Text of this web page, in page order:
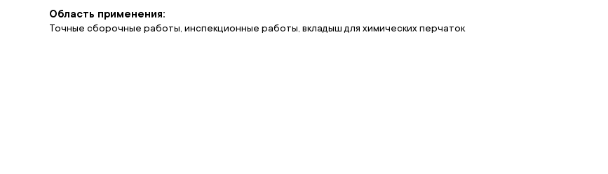
Область применения:
Точные сборочные работы, инспекционные работы, вкладыш для химических перчаток